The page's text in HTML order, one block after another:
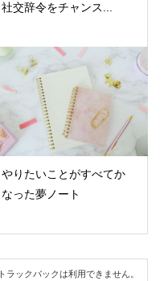
社交辞令をチャンス...
やりたいことがすべてか
なった夢ノート
トラックバックは利用できません。